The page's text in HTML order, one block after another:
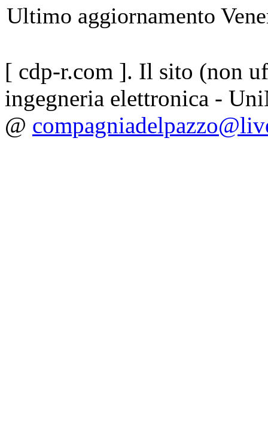
Ultimo aggiornamento
[ cdp-r.com ]. Il sito (non
ingegneria elettronica -
@